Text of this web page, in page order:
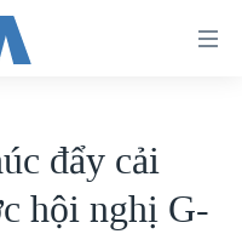
đẩy cải
hội nghị G-